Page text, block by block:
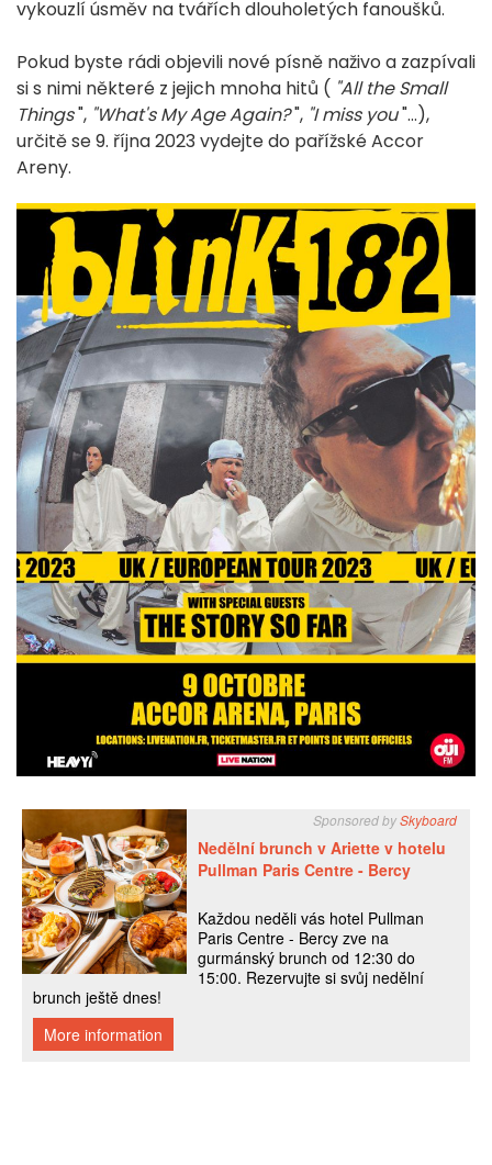
vykouzlí úsměv na tvářích dlouholetých fanoušků.
Pokud byste rádi objevili nové písně naživo a zazpívali
si s nimi některé z jejich mnoha hitů ( "All the Small
Things", "What's My Age Again?", "I miss you"...),
určitě se 9. října 2023 vydejte do pařížské Accor
Areny.